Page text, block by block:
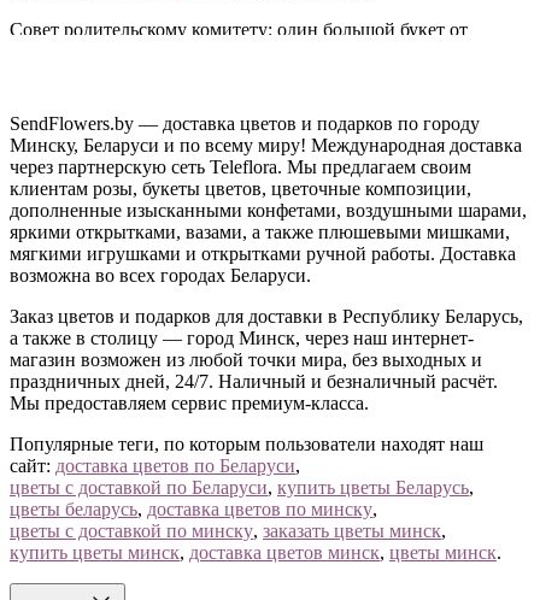
Совет родительскому комитету: один большой букет от
Доставка ко Дню учителя по Минску и
Беларуси
Привезём цветы в школу, гимназию или вуз к началу
занятий. Заказ онлайн, цены на любой бюджет.
Остались вопросы?Позвоните нам— подберём букет,
SendFlowers.by — доставка цветов и подарков по городу
Минску, Беларуси и по всему миру! Международная доставка
через партнерскую сеть Teleflora. Мы предлагаем своим
клиентам розы, букеты цветов, цветочные композиции,
дополненные изысканными конфетами, воздушными шарами,
яркими открытками, вазами, а также плюшевыми мишками,
мягкими игрушками и открытками ручной работы. Доставка
возможна во всех городах Беларуси.
Заказ цветов и подарков для доставки в Республику Беларусь,
а также в столицу — город Минск, через наш интернет-
магазин возможен из любой точки мира, без выходных и
праздничных дней, 24/7. Наличный и безналичный расчёт.
Мы предоставляем сервис премиум-класса.
Популярные теги, по которым пользователи находят наш
сайт: доставка цветов по Беларуси,
цветы с доставкой по Беларуси, купить цветы Беларусь,
цветы беларусь, доставка цветов по минску,
цветы с доставкой по минску, заказать цветы минск,
купить цветы минск, доставка цветов минск, цветы минск.